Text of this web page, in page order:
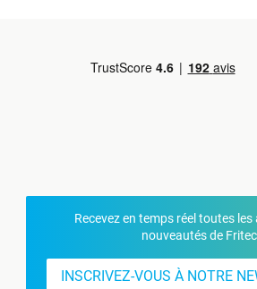
Recevez en temps réel toutes
nouveautés de
INSCRIVEZ-VOUS À NOTRE